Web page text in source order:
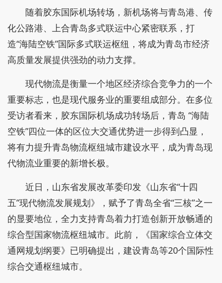
随着胶东国际机场转场，新机场将与青岛港、传
化公路港、上合青岛多式联运中心紧密联系，打
造“海陆空铁”国际多式联运枢纽，将成为青岛市经济
高质量发展提供强劲的动力支撑。
现代物流是衡量一个地区经济综合竞争力的一个
重要标志，也是现代服务业的重要组成部分。在多位
受访者看来，胶东国际机场成功转场后，青岛 “海陆
空铁”四位一体的区位大交通优势进一步得到凸显，
将有力提升青岛物流枢纽城市建设水平，成为青岛现
代物流业重要的新增长极。
近日，山东省发展改革委印发《山东省“十四
五”现代物流发展规划》，赋予了青岛全省“三核”之一
的显要地位，全力支持青岛着力打造创新开放畅通的
综合型国家物流枢纽城市。此前，《国家综合立体交
通网规划纲要》已明确提出，建设青岛等20个国际性
综合交通枢纽城市。